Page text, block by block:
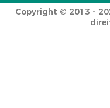
Copyright © 2013 -